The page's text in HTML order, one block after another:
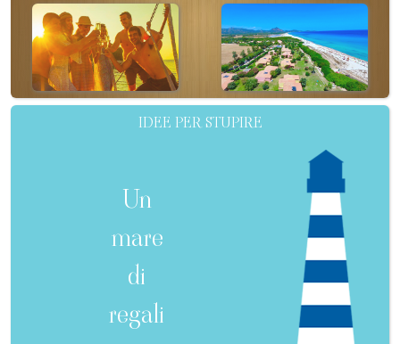
IDEE PER STUPIRE
Un
mare
di
regali